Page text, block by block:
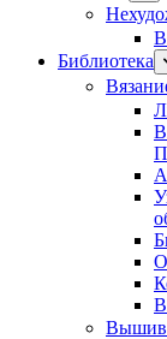
Библиотека